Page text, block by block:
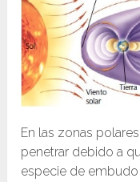
En las zonas
penetrar debido a
especie de